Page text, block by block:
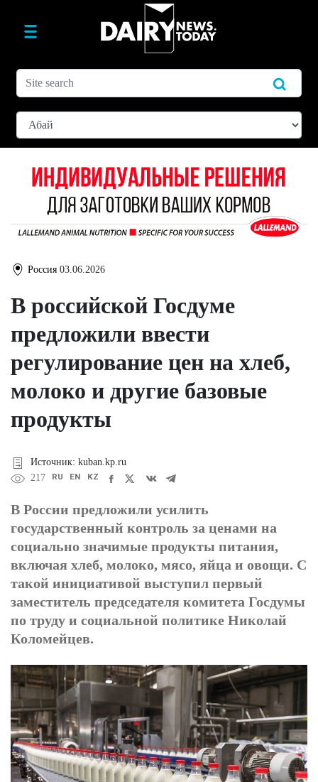
Россия 03.06.2026
В российской Госдуме
предложили ввести
регулирование цен на хлеб,
молоко и другие базовые
продукты
Источник: kuban.kp.ru
217
RU EN KZ
В России предложили усилить
государственный контроль за ценами на
социально значимые продукты питания,
включая хлеб, молоко, мясо, яйца и овощи. С
такой инициативой выступил первый
заместитель председателя комитета Госдумы
по труду и социальной политике Николай
Коломейцев.